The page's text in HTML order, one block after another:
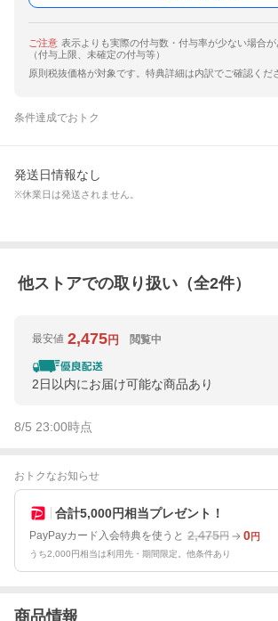
ご注意 表示よりも実際の付与数・付与率が少ない場合が
（付与上限、未確定の付与等）
原則税抜価格が対象です。特典詳細は内訳でご確認くだ
条件達成でおトク
発送日情報なし
※休業日は発送されません。
他ストアでの取り扱い（全2件）
最安値 2,475円 閲覧中
2日以内にお届け可能な商品あり
8/5 23:00時点
おトクなお知らせ
合計5,000円相当プレゼント！
PayPayカード入会特典を使うと 2,475円 0円
うち2,000円相当は利用先・期間限定。他条件あり
商品情報